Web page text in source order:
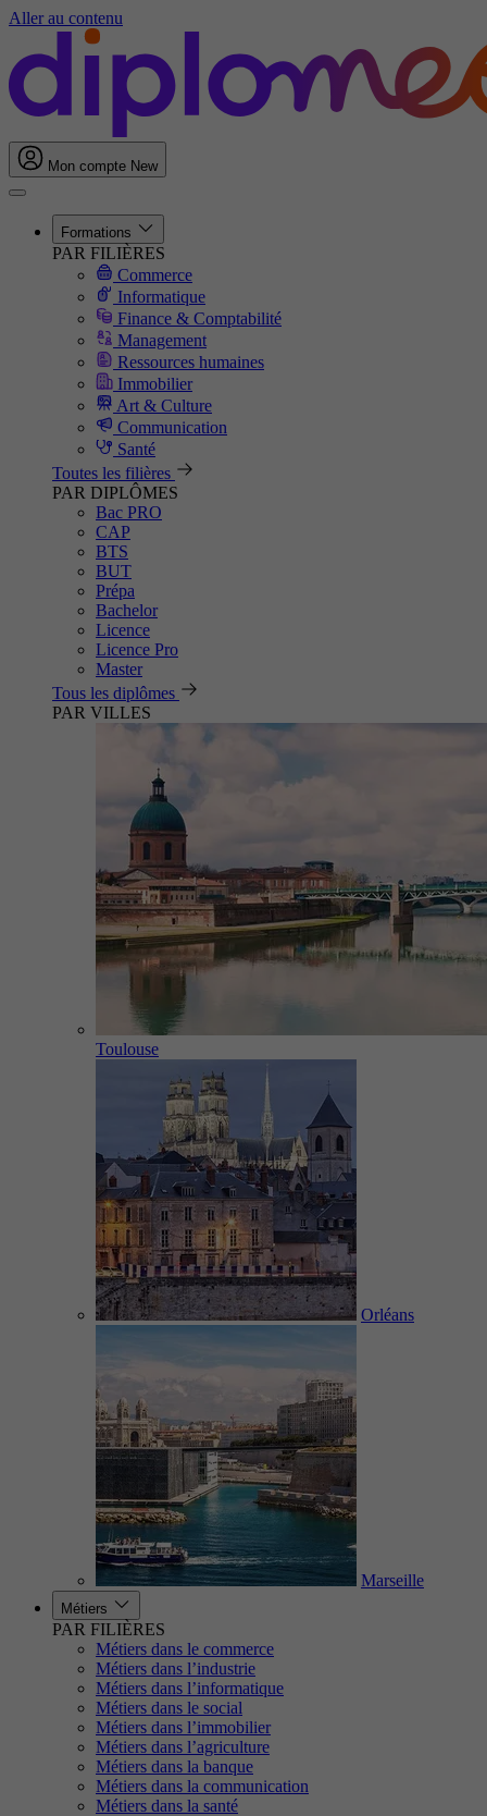
Aller au contenu
Mon compte New
Formations
PAR FILIÈRES
Commerce
Informatique
Finance & Comptabilité
Management
Ressources humaines
Immobilier
Art & Culture
Communication
Santé
Toutes les filières
PAR DIPLÔMES
Bac PRO
CAP
BTS
BUT
Prépa
Bachelor
Licence
Licence Pro
Master
Tous les diplômes
PAR VILLES
Toulouse
Orléans
Marseille
Métiers
PAR FILIÈRES
Métiers dans le commerce
Métiers dans l’industrie
Métiers dans l’informatique
Métiers dans le social
Métiers dans l’immobilier
Métiers dans l’agriculture
Métiers dans la banque
Métiers dans la communication
Métiers dans la santé